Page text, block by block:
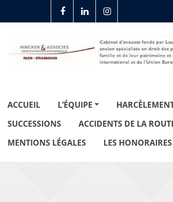
ACCUEIL L’ÉQUIPE
SUCCESSIONS
ACCIDENTS DE LA
MENTIONS LÉGALES
LES HONORAIRES